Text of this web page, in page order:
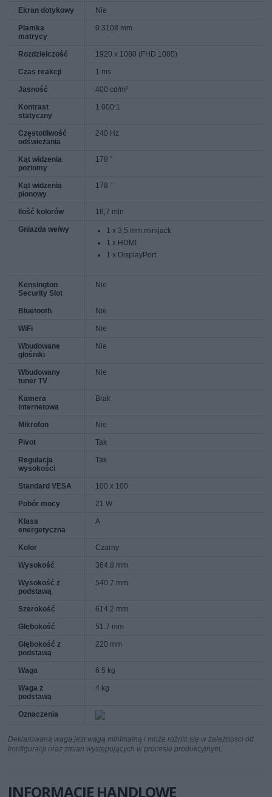
Ekran dotykowy Nie
Plamka
matrycy
0.3108 mm
Rozdzielczość 1920 x 1080 (FHD 1080)
Czas reakcji 1 ms
Jasność 400 cd/m²
Kontrast
statyczny
1 000:1
Częstotliwość
odświeżania
240 Hz
Kąt widzenia
poziomy
178 °
Kąt widzenia
pionowy
178 °
Ilość kolorów 16,7 mln
Gniazda we/wy
1 x 3,5 mm minijack
1 x HDMI
1 x DisplayPort
Kensington
Security Slot
Nie
Bluetooth Nie
WiFi Nie
Wbudowane
głośniki
Nie
Wbudowany
tuner TV
Nie
Kamera
internetowa
Brak
Mikrofon Nie
Pivot Tak
Regulacja
wysokości
Tak
Standard VESA 100 x 100
Pobór mocy 21 W
Klasa
energetyczna
A
Kolor Czarny
Wysokość 364.8 mm
Wysokość z
podstawą
540.7 mm
Szerokość 614.2 mm
Głębokość 51.7 mm
Głębokość z
podstawą
220 mm
Waga 6.5 kg
Waga z
podstawą
4 kg
Oznaczenia
Deklarowana waga jest wagą minimalną i może różnić się w zależności od
konfiguracji oraz zmian występujących w procesie produkcyjnym.
INFORMACJE HANDLOWE